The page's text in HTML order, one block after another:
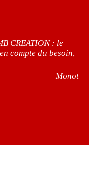
CREATION : le
compte du besoin,
Monot